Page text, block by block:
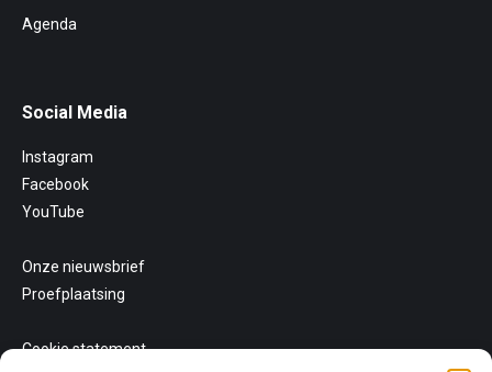
Agenda
Social Media
Instagram
Facebook
YouTube
Onze nieuwsbrief
Proefplaatsing
Cookie statement